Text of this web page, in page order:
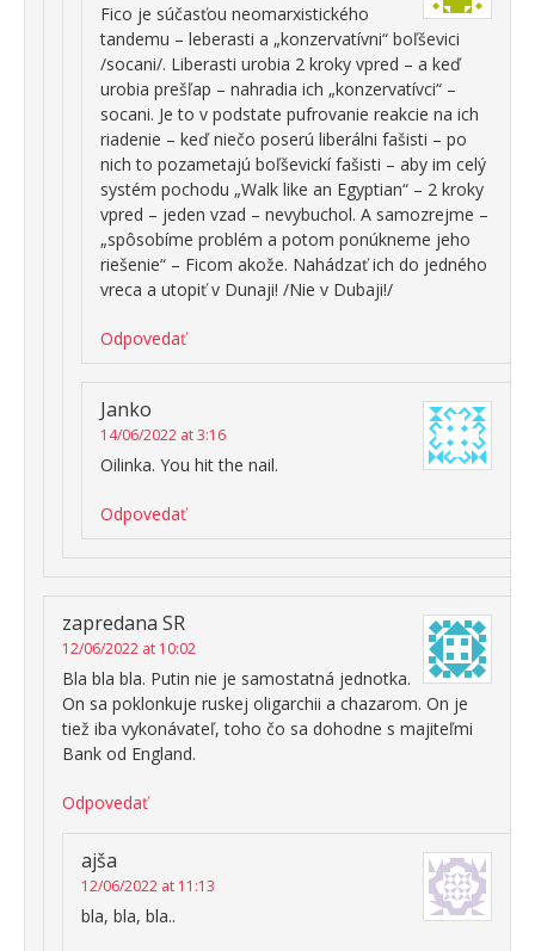
Fico je súčasťou neomarxistického
tandemu – leberasti a „konzervatívni“ boľševici
/socani/. Liberasti urobia 2 kroky vpred – a keď
urobia prešľap – nahradia ich „konzervatívci“ –
socani. Je to v podstate pufrovanie reakcie na ich
riadenie – keď niečo poserú liberálni fašisti – po
nich to pozametajú boľševickí fašisti – aby im celý
systém pochodu „Walk like an Egyptian“ – 2 kroky
vpred – jeden vzad – nevybuchol. A samozrejme –
„spôsobíme problém a potom ponúkneme jeho
riešenie“ – Ficom akože. Nahádzať ich do jedného
vreca a utopiť v Dunaji! /Nie v Dubaji!/
Odpovedať
Janko
14/06/2022 at 3:16
Oilinka. You hit the nail.
Odpovedať
zapredana SR
12/06/2022 at 10:02
Bla bla bla. Putin nie je samostatná jednotka.
On sa poklonkuje ruskej oligarchii a chazarom. On je
tiež iba vykonávateľ, toho čo sa dohodne s majiteľmi
Bank od England.
Odpovedať
ajša
12/06/2022 at 11:13
bla, bla, bla..